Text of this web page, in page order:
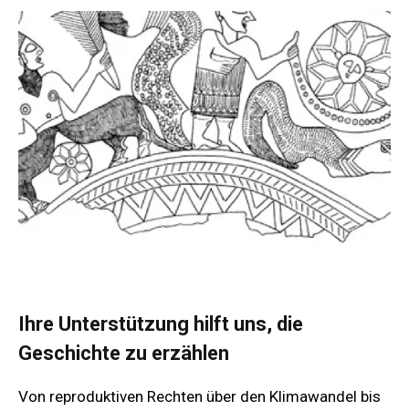
Ihre Unterstützung hilft uns, die
Geschichte zu erzählen
Von reproduktiven Rechten über den Klimawandel bis